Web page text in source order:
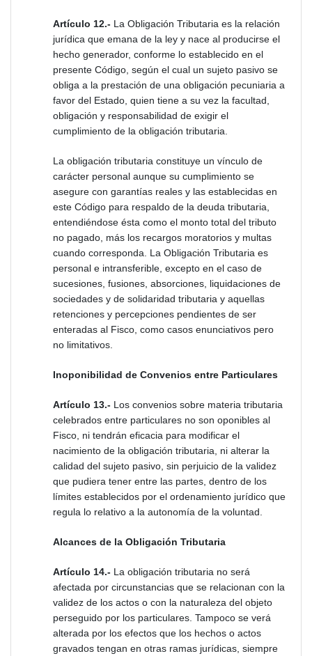
Artículo 12.- La Obligación Tributaria es la relación
jurídica que emana de la ley y nace al producirse el
hecho generador, conforme lo establecido en el
presente Código, según el cual un sujeto pasivo se
obliga a la prestación de una obligación pecuniaria a
favor del Estado, quien tiene a su vez la facultad,
obligación y responsabilidad de exigir el
cumplimiento de la obligación tributaria.
La obligación tributaria constituye un vínculo de
carácter personal aunque su cumplimiento se
asegure con garantías reales y las establecidas en
este Código para respaldo de la deuda tributaria,
entendiéndose ésta como el monto total del tributo
no pagado, más los recargos moratorios y multas
cuando corresponda. La Obligación Tributaria es
personal e intransferible, excepto en el caso de
sucesiones, fusiones, absorciones, liquidaciones de
sociedades y de solidaridad tributaria y aquellas
retenciones y percepciones pendientes de ser
enteradas al Fisco, como casos enunciativos pero
no limitativos.
Inoponibilidad de Convenios entre Particulares
Artículo 13.- Los convenios sobre materia tributaria
celebrados entre particulares no son oponibles al
Fisco, ni tendrán eficacia para modificar el
nacimiento de la obligación tributaria, ni alterar la
calidad del sujeto pasivo, sin perjuicio de la validez
que pudiera tener entre las partes, dentro de los
límites establecidos por el ordenamiento jurídico que
regula lo relativo a la autonomía de la voluntad.
Alcances de la Obligación Tributaria
Artículo 14.- La obligación tributaria no será
afectada por circunstancias que se relacionan con la
validez de los actos o con la naturaleza del objeto
perseguido por los particulares. Tampoco se verá
alterada por los efectos que los hechos o actos
gravados tengan en otras ramas jurídicas, siempre